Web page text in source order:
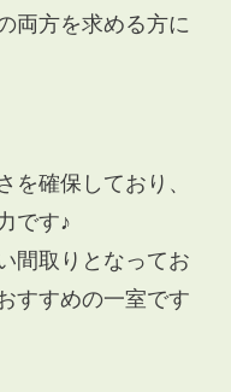
両方を求める方に
を確保しており、
です♪
間取りとなってお
すすめの一室です